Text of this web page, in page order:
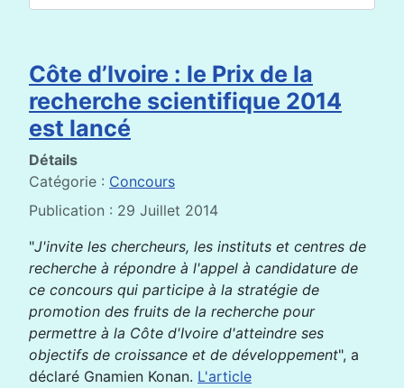
Côte d’Ivoire : le Prix de la
recherche scientifique 2014
est lancé
Détails
Catégorie : Concours
Publication : 29 Juillet 2014
"J'invite les chercheurs, les instituts et centres de
recherche à répondre à l'appel à candidature de
ce concours qui participe à la stratégie de
promotion des fruits de la recherche pour
permettre à la Côte d'Ivoire d'atteindre ses
objectifs de croissance et de développement", a
déclaré Gnamien Konan. L'article